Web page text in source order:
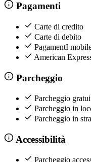
Pagamenti
Carte di credito
Carte di debito
PagamentI
American
Parcheggio
Parcheggio
Parcheggio in
Parcheggio in
Accessibilità
Parcheggio